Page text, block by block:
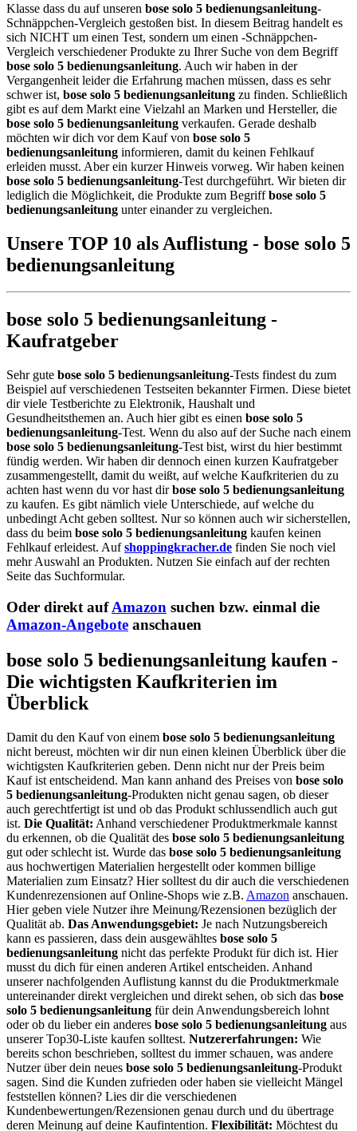
Klasse dass du auf unseren bose solo 5 bedienungsanleitung-
Schnäppchen-Vergleich gestoßen bist. In diesem Beitrag handelt es
sich NICHT um einen Test, sondern um einen -Schnäppchen-
Vergleich verschiedener Produkte zu Ihrer Suche von dem Begriff
bose solo 5 bedienungsanleitung. Auch wir haben in der
Vergangenheit leider die Erfahrung machen müssen, dass es sehr
schwer ist, bose solo 5 bedienungsanleitung zu finden. Schließlich
gibt es auf dem Markt eine Vielzahl an Marken und Hersteller, die
bose solo 5 bedienungsanleitung verkaufen. Gerade deshalb
möchten wir dich vor dem Kauf von bose solo 5
bedienungsanleitung informieren, damit du keinen Fehlkauf
erleiden musst. Aber ein kurzer Hinweis vorweg. Wir haben keinen
bose solo 5 bedienungsanleitung-Test durchgeführt. Wir bieten dir
lediglich die Möglichkeit, die Produkte zum Begriffbose solo 5
bedienungsanleitung unter einander zu vergleichen.
Unsere TOP 10 als Auflistung - bose solo 5
bedienungsanleitung
bose solo 5 bedienungsanleitung -
Kaufratgeber
Sehr gute bose solo 5 bedienungsanleitung-Tests findest du zum
Beispiel auf verschiedenen Testseiten bekannter Firmen. Diese bietet
dir viele Testberichte zu Elektronik, Haushalt und
Gesundheitsthemen an. Auch hier gibt es einen bose solo 5
bedienungsanleitung-Test. Wenn du also auf der Suche nach einem
bose solo 5 bedienungsanleitung-Test bist, wirst du hier bestimmt
fündig werden. Wir haben dir dennoch einen kurzen Kaufratgeber
zusammengestellt, damit du weißt, auf welche Kaufkriterien du zu
achten hast wenn du vor hast dirbose solo 5 bedienungsanleitung
zu kaufen. Es gibt nämlich viele Unterschiede, auf welche du
unbedingt Acht geben solltest. Nur so können auch wir sicherstellen,
dass du beim bose solo 5 bedienungsanleitung kaufen keinen
Fehlkauf erleidest. Aufshoppingkracher.de finden Sie noch viel
mehr Auswahl an Produkten. Nutzen Sie einfach auf der rechten
Seite das Suchformular.
Oder direkt aufAmazon suchen bzw. einmal die
Amazon-Angebote anschauen
bose solo 5 bedienungsanleitung kaufen -
Die wichtigsten Kaufkriterien im
Überblick
Damit du den Kauf von einem bose solo 5 bedienungsanleitung
nicht bereust, möchten wir dir nun einen kleinen Überblick über die
wichtigsten Kaufkriterien geben. Denn nicht nur der Preis beim
Kauf ist entscheidend. Man kann anhand des Preises von bose solo
5 bedienungsanleitung-Produkten nicht genau sagen, ob dieser
auch gerechtfertigt ist und ob das Produkt schlussendlich auch gut
ist. Die Qualität: Anhand verschiedener Produktmerkmale kannst
du erkennen, ob die Qualität des bose solo 5 bedienungsanleitung
gut oder schlecht ist. Wurde das bose solo 5 bedienungsanleitung
aus hochwertigen Materialien hergestellt oder kommen billige
Materialien zum Einsatz? Hier solltest du dir auch die verschiedenen
Kundenrezensionen auf Online-Shops wie z.B. Amazon anschauen.
Hier geben viele Nutzer ihre Meinung/Rezensionen bezüglich der
Qualität ab. Das Anwendungsgebiet: Je nach Nutzungsbereich
kann es passieren, dass dein ausgewähltes bose solo 5
bedienungsanleitung nicht das perfekte Produkt für dich ist. Hier
musst du dich für einen anderen Artikel entscheiden. Anhand
unserer nachfolgenden Auflistung kannst du die Produktmerkmale
untereinander direkt vergleichen und direkt sehen, ob sich das bose
solo 5 bedienungsanleitung für dein Anwendungsbereich lohnt
oder ob du lieber ein anderes bose solo 5 bedienungsanleitung aus
unserer Top30-Liste kaufen solltest. Nutzererfahrungen: Wie
bereits schon beschrieben, solltest du immer schauen, was andere
Nutzer über dein neues bose solo 5 bedienungsanleitung-Produkt
sagen. Sind die Kunden zufrieden oder haben sie vielleicht Mängel
feststellen können? Lies dir die verschiedenen
Kundenbewertungen/Rezensionen genau durch und du übertrage
deren Meinung auf deine Kaufintention. Flexibilität: Möchtest du